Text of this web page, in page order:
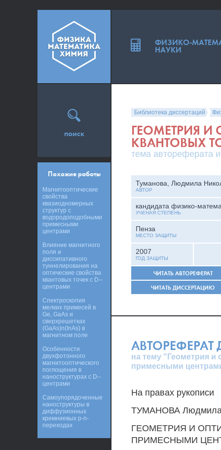
Библиотека диссертаций
ГЕОМЕТРИЯ И
КВАНТОВЫХ
тема автореферата
Туманова, Людмила
АВТОР
кандидата физико-
УЧЕНАЯ СТЕПЕНЬ
Пенза
МЕСТО ЗАЩИТЫ
2007
ГОД ЗАЩИТЫ
ЧИТАТЬ АВТОРЕФЕРАТ
ЧИТАТЬ ДИССЕРТАЦИЮ
АВТОРЕФЕРАТ
на тему "Геометрия и
примесными
На правах рукописи
ТУМАНОВА Людмила
ГЕОМЕТРИЯ И
ПРИМЕСНЫМИ
поиск
Похожие работы
Магнитооптические
свойства
квазиодномерных
структур с
водородоподобными
примесными
центрами
Влияние магнитного
поля и
диссипативного
туннелирования на
оптические свойства
квантовых точек с D--
центрами
Спектроскопия
мелких примесей в
Ge, GaAs и
сверхрешетках
(GaAs)n(InAs) в
магнитном поле
Особенности
двухфотонного
магнитооптического
поглощения в
наноструктурах с D--
центрами
Самоупорядоченные
наноструктуры в
диффузионных
кремниевых p-n-
переходах
ФИЗИКО-
НАУКИ